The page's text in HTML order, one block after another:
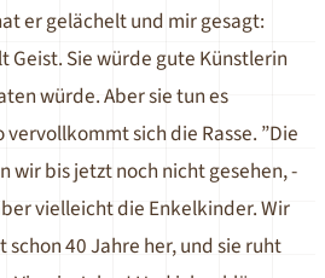
er gelächelt und mir gesagt:
Geist. Sie würde gute Künstlerin
würde. Aber sie tun es
sich die Rasse. ”Die
wir bis jetzt noch nicht gesehen, -
vielleicht die Enkelkinder. Wir
schon 40 Jahre her, und sie ruht